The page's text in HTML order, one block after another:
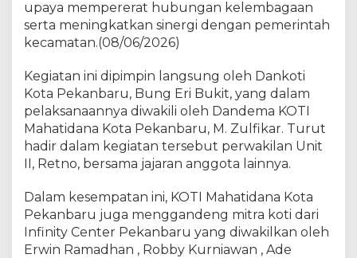
r
u
J
l
i
n
i
l
a
u
r
a
h
upaya mempererat hubungan kelembagaan
serta meningkatkan sinergi dengan pemerintah
kecamatan.(08/06/2026)
Kegiatan ini dipimpin langsung oleh Dankoti
Kota Pekanbaru, Bung Eri Bukit, yang dalam
pelaksanaannya diwakili oleh Dandema KOTI
Mahatidana Kota Pekanbaru, M. Zulfikar. Turut
hadir dalam kegiatan tersebut perwakilan Unit
II, Retno, bersama jajaran anggota lainnya.
Dalam kesempatan ini, KOTI Mahatidana Kota
Pekanbaru juga menggandeng mitra koti dari
Infinity Center Pekanbaru yang diwakilkan oleh
Erwin Ramadhan , Robby Kurniawan , Ade